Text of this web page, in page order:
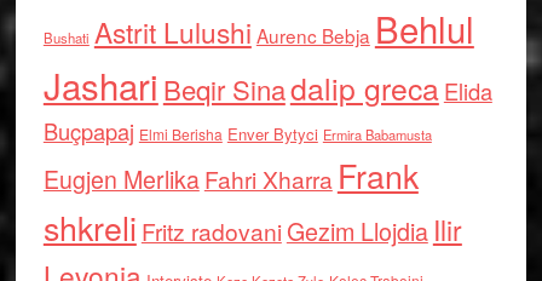
Bushati Astrit Lulushi Aurenc Bebja Behlul
Jashari Beqir Sinadalip grecaElida
Buçpapaj Elmi Berisha Enver Bytyci Ermira Babamusta
Eugjen MerlikaFahri Xharra Frank
shkreli Fritz radovaniGezim Llojdia Ilir